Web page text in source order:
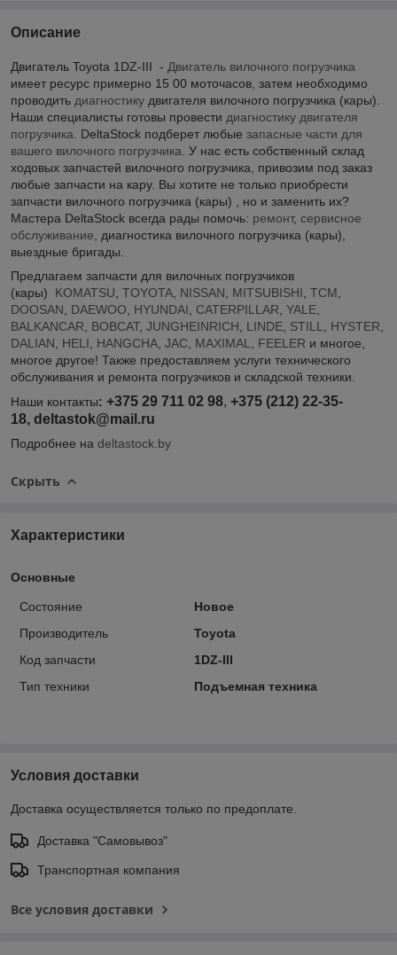
Описание
Двигатель Toyota 1DZ-III - Двигатель вилочного погрузчика
имеет ресурс примерно 15 00 моточасов, затем необходимо
проводить диагностику двигателя вилочного погрузчика (кары).
Наши специалисты готовы провести диагностику двигателя
погрузчика . DeltaStock подберет любые запасные части для
вашего вилочного погрузчика . У нас есть собственный склад
ходовых запчастей вилочного погрузчика, привозим под заказ
любые запчасти на кару. Вы хотите не только приобрести
запчасти вилочного погрузчика (кары) , но и заменить их?
Мастера DeltaStock всегда рады помочь: ремонт, сервисное
обслуживание , диагностика вилочного погрузчика (кары),
выездные бригады.
Предлагаем запчасти для вилочных погрузчиков
(кары) KOMATSU TOYOTA NISSAN MITSUBISHI TCM
DOOSAN
DAEWOO HYUNDAI CATERPILLAR YALE
BALKANCAR
BOBCAT, JUNGHEINRICH LINDE STILL HYSTER
DALIAN
HELI HANGCHA JAC MAXIMAL FEELER и многое,
многое другое! Также предоставляем услуги технического
обслуживания и ремонта погрузчиков и складской техники.
Наши контакты: +375 29 711 02 98, +375 (212) 22-35-
18, deltastok@mail.ru
Подробнее на deltastock.by
Скрыть
Характеристики
Основные
Состояние
Новое
Производитель
Toyota
Код запчасти
1DZ-III
Тип техники
Подъемная техника
Условия доставки
Доставка осуществляется только по предоплате.
Доставка "Самовывоз"
Транспортная компания
Все условия доставки